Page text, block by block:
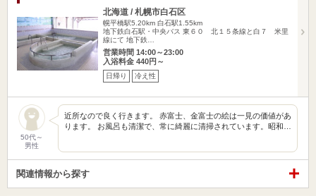
北海道 / 札幌市白石区
幌平橋駅5.20km 白石駅1.55km
地下鉄白石駅・中央バス 東６０ 北１５条線と白７ 米里
線にて 地下鉄…
営業時間 14:00～23:00
入浴料金 440円～
日帰り 冷え性
50代～
男性
近所なので良く行きます。 赤富士、金富士の絵は一見の価値があ
ります。 お風呂も清潔で、常に綺麗に清掃されています。昭和…
関連情報から探す